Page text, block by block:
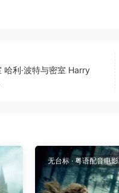
利·波特与密室 Harry
无台标· 粤语配音电影